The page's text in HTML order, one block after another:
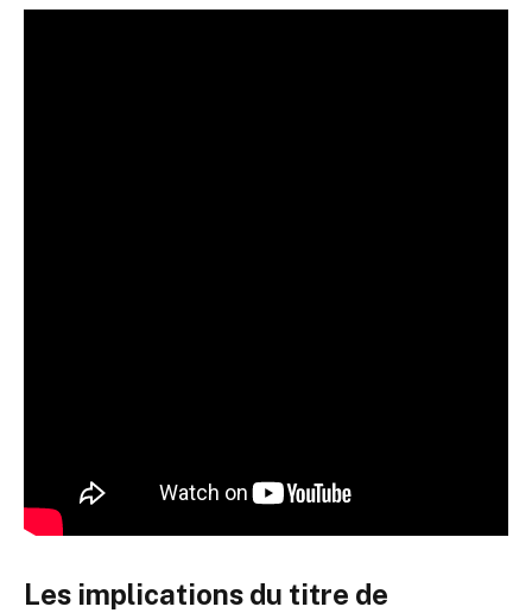
Les implications du titre de